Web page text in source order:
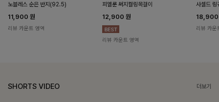
노블레스 순은 반지(92.5)
11,900 원
리뷰 카운트 영역
피엘룬 써지컬링목걸이
12,900 원
리뷰 카운트 영역
사셀드 링
리뷰 카운
SHORTS VIDEO 더보기